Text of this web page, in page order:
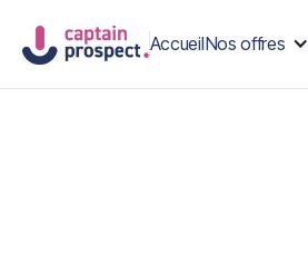
AccueilNos offres